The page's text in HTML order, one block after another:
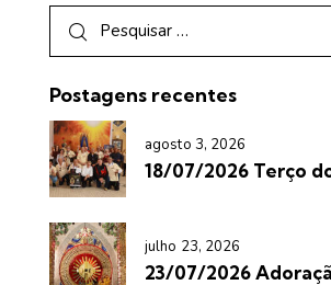
Postagens recentes
agosto 3, 2026
18/07/2026 Terço
julho 23, 2026
23/07/2026